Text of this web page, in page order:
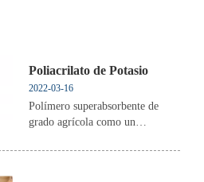
Poliacrilato de Potasio
2022-03-16
Polímero superabsorbente de
grado agrícola como un
agua cuando llueve y libera el